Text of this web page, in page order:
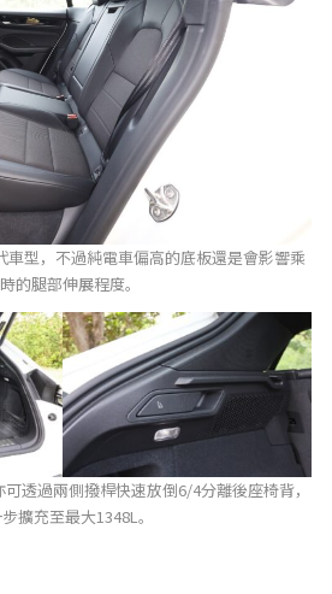
型，不過純電車偏高的底板還是會影響乘
的腿部伸展程度。
透過兩側撥桿快速放倒6/4分離後座椅背，
擴充至最大1348L。